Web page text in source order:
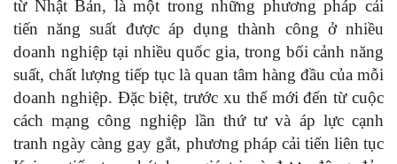
từ Nhật Bản, là một trong những phương pháp cải
tiến năng suất được áp dụng thành công ở nhiều
doanh nghiệp tại nhiều quốc gia, trong bối cảnh năng
suất, chất lượng tiếp tục là quan tâm hàng đầu của mỗi
doanh nghiệp. Đặc biệt, trước xu thế mới đến từ cuộc
cách mạng công nghiệp lần thứ tư và áp lực cạnh
tranh ngày càng gay gắt, phương pháp cải tiến liên tục